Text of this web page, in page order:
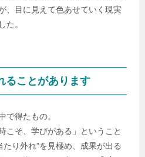
、目に見えて色あせていく現実
た。
ることがあります
で得たもの。
こそ、学びがある」ということ
り外れ”を見極め、成果が出る